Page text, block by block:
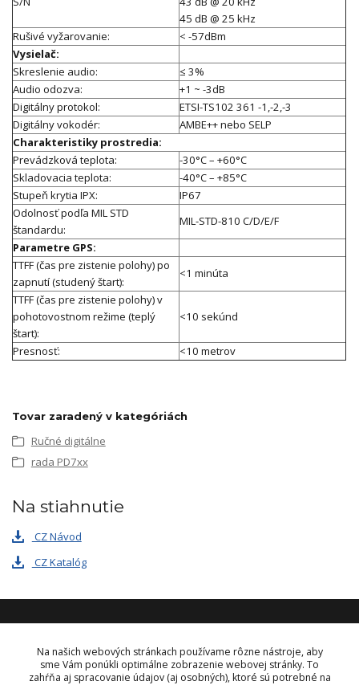
45 dB @ 25 kHz
Rušivé vyžarovanie:
< -57dBm
Vysielač:
Skreslenie audio:
≤ 3%
Audio odozva:
+1 ~ -3dB
Digitálny protokol:
ETSI-TS102 361 -1,-2,-3
Digitálny vokodér:
AMBE++ nebo SELP
Charakteristiky prostredia:
Prevádzková teplota:
-30°C – +60°C
Skladovacia teplota:
-40°C – +85°C
Stupeň krytia IPX:
IP67
Odolnosť podľa MIL STD
štandardu:
MIL-STD-810 C/D/E/F
Parametre GPS:
TTFF (čas pre zistenie polohy) po
zapnutí (studený štart):
<1 minúta
TTFF (čas pre zistenie polohy) v
pohotovostnom režime (teplý
štart):
<10 sekúnd
Presnosť: <10 metrov
Tovar zaradený v kategóriách
Ručné digitálne
rada PD7xx
Na stiahnutie
CZ Návod
CZ Katalóg
KONTAKT
OBJEDNÁVKY A INFORMÁCIE
Na našich webových stránkach používame rôzne nástroje, aby
sme Vám ponúkli optimálne zobrazenie webovej stránky. To
zahŕňa aj spracovanie údajov (aj osobných), ktoré sú potrebné na